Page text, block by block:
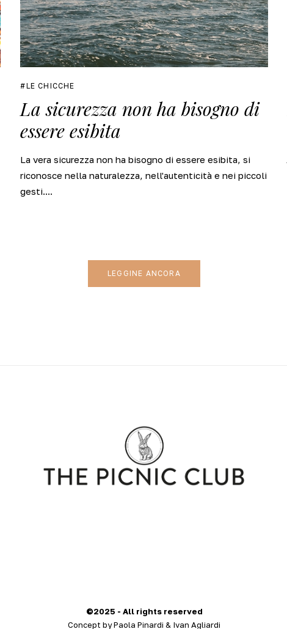
LE CHICCHE
La sicurezza non ha bisogno di
essere esibita
La vera sicurezza non ha bisogno di essere esibita, si
riconosce nella naturalezza, nell'autenticità e nei piccoli
gesti....
LEGGINE ANCORA
©2025 - All rights reserved
Concept by Paola Pinardi & Ivan Agliardi